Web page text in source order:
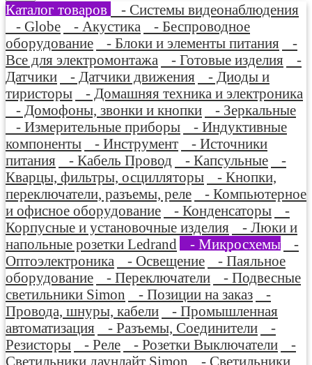
Каталог товаров
- Системы видеонаблюдения
- Globe
- Акустика
- Беспроводное
оборудование
- Блоки и элементы питания
-
Все для электромонтажа
- Готовые изделия
-
Датчики
- Датчики движения
- Диоды и
тиристоры
- Домашняя техника и электроника
- Домофоны, звонки и кнопки
- Зеркальные
- Измерительные приборы
- Индуктивные
компоненты
- Инструмент
- Источники
питания
- Кабель Провод - Капсульные
-
Кварцы, фильтры, осцилляторы
- Кнопки,
переключатели, разъемы, реле
- Компьютерное
и офисное оборудование
- Конденсаторы
-
Корпусные и установочные изделия
- Люки и
напольные розетки Ledrand
- Микросхемы
-
Оптоэлектроника
- Освещение
- Паяльное
оборудование
- Переключатели
- Подвесные
светильники Simon
- Позиции на заказ
-
Провода, шнуры, кабели
- Промышленная
автоматизация
- Разъемы, Соединители
-
Резисторы
- Реле - Розетки Выключатели
-
Светильники даунлайт Simon
- Светильники